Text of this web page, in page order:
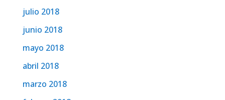
julio 2018
junio 2018
mayo 2018
abril 2018
marzo 2018